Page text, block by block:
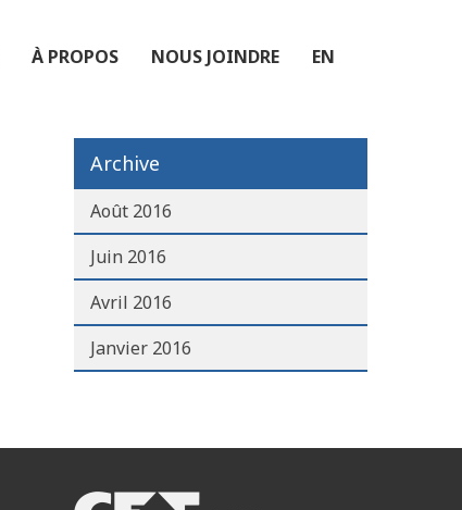
À PROPOS NOUS JOINDRE EN
Archive
Août 2016
Juin 2016
Avril 2016
Janvier 2016